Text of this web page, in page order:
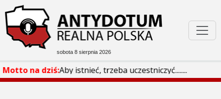
sobota 8 sierpnia 2026
Motto na dziś:Aby istnieć, trzeba uczestniczyć........